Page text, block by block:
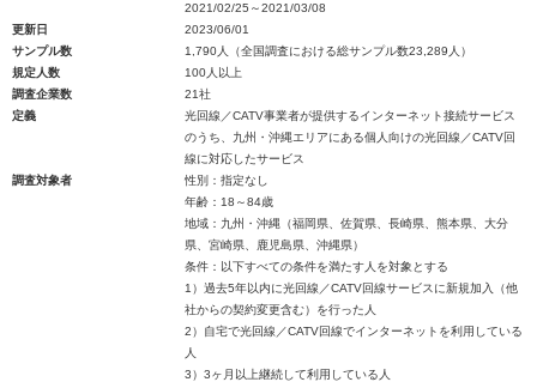
2021/02/25～2021/03/08
更新日
2023/06/01
サンプル数
1,790人（全国調査における総サンプル数23,289人）
規定人数
100人以上
調査企業数
21社
定義
光回線／CATV事業者が提供するインターネット接続サービス
のうち、九州・沖縄エリアにある個人向けの光回線／CATV回
線に対応したサービス
調査対象者
性別：指定なし
年齢：18～84歳
地域：九州・沖縄（福岡県、佐賀県、長崎県、熊本県、大分
県、宮崎県、鹿児島県、沖縄県）
条件：以下すべての条件を満たす人を対象とする
1）過去5年以内に光回線／CATV回線サービスに新規加入（他
社からの契約変更含む）を行った人
2）自宅で光回線／CATV回線でインターネットを利用している
人
3）3ヶ月以上継続して利用している人